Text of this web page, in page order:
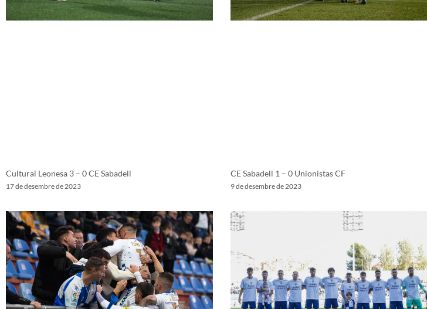
Cultural Leonesa 3 – 0 CE Sabadell
17 de desembre de 2023
CE Sabadell 1 – 0 Unionistas CF
9 de desembre de 2023